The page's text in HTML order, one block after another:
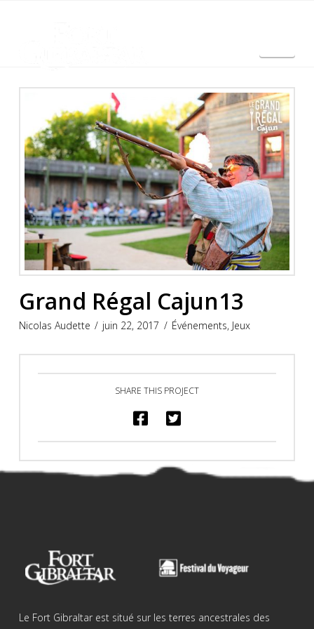
Grand Régal Cajun13
Nicolas Audette juin 22, 2017 Événements, Jeux
SHARE THIS PROJECT
Le Fort Gibraltar est situé sur les terres ancestrales des